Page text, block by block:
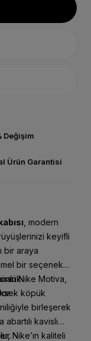
Değişim
Ürün Garantisi
, modern
keyifli
bir araya
bir seçenek
Nike Motiva,
köpük
birleşerek
kavisli
Nike’ın kaliteli